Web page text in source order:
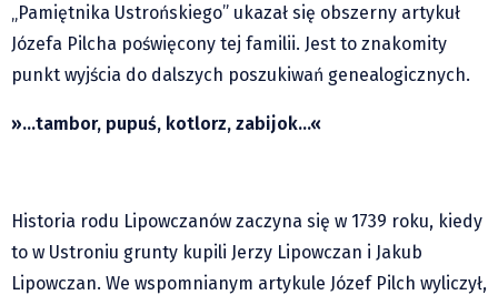
Świat
Kongres Polaków
Sejmiki Gminne 2024
PZKO
Kultura
Recenzje
„Pamiętnika Ustrońskiego” ukazał się obszerny artykuł
Józefa Pilcha poświęcony tej familii. Jest to znakomity
punkt wyjścia do dalszych poszukiwań genealogicznych.
»…tambor, pupuś, kotlorz, zabijok…«
Historia rodu Lipowczanów zaczyna się w 1739 roku, kiedy
to w Ustroniu grunty kupili Jerzy Lipowczan i Jakub
Lipowczan. We wspomnianym artykule Józef Pilch wyliczył,